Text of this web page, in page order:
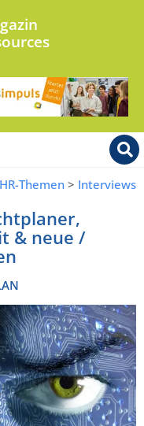
HR-Themen > Interviews
& neue /